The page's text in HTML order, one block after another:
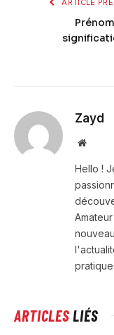
Zayd
Website
Hello !
ARTICLESLIÉS